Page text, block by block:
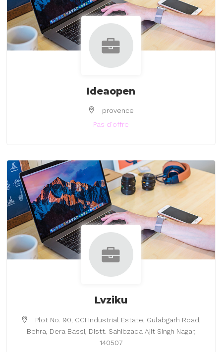
Ideaopen
provence
Pas d'offre
Lvziku
Plot No. 90, CCI Industrial Estate, Gulabgarh Road,
Behra, Dera Bassi, Distt. Sahibzada Ajit Singh Nagar,
140507